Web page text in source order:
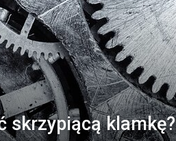
skrzypiącą klamkę?